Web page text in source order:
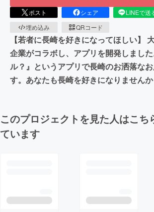
ポスト シェア LINEで送
埋め込み
QRコード
【若者に長崎を好きになってほしい】
企業がコラボし、アプリを開発しまし
ル？』というアプリで長崎のお洒落な
す。あなたも長崎を好きになりませんか
このプロジェクトを見た人はこち
ています